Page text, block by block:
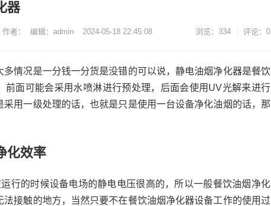
器
者： 编辑：admin 2024-05-18 22:45:08 浏览：334 评论：0
情况是一分钱一分货是没错的可以说，静电油烟净化器是餐饮
前面可能会采用水喷淋进行预处理，后面会使用UV光解来进行
采用一级处理的话，也就是只是使用一台设备净化油烟的话，那
化效率
行的时候设备电场的静电电压很高的，所以一般餐饮油烟净化
接触的地方，当然只要不在餐饮油烟净化器设备工作的使用过